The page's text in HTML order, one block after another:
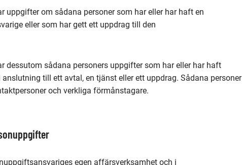
uppgifter om sådana personer som har eller har haft en
eller som har gett ett uppdrag till den
dessutom sådana personers uppgifter som har eller har haft
till ett avtal, en tjänst eller ett uppdrag. Sådana personer
och verkliga förmånstagare.
egen affärsverksamhet och i